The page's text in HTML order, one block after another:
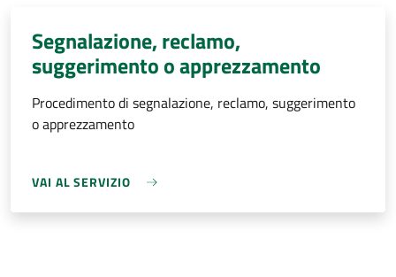
Segnalazione, reclamo,
suggerimento o apprezzamento
Procedimento di segnalazione, reclamo, suggerimento
o apprezzamento
VAI AL SERVIZIO